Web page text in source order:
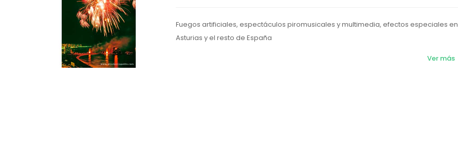
Fuegos artificiales, espectáculos piromusicales y multimedia, efectos especiales en
Asturias y el resto de España
Ver más